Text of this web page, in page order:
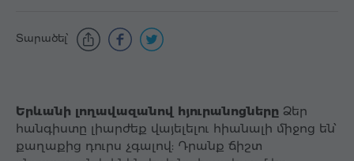
Տարածել՝
Երևանի լողավազանով հյուրանոցները Ձեր
հանգիստը լիարժեք վայելելու հիանալի միջոց են՝
քաղաքից դուրս չգալով: Դրանք ճիշտ